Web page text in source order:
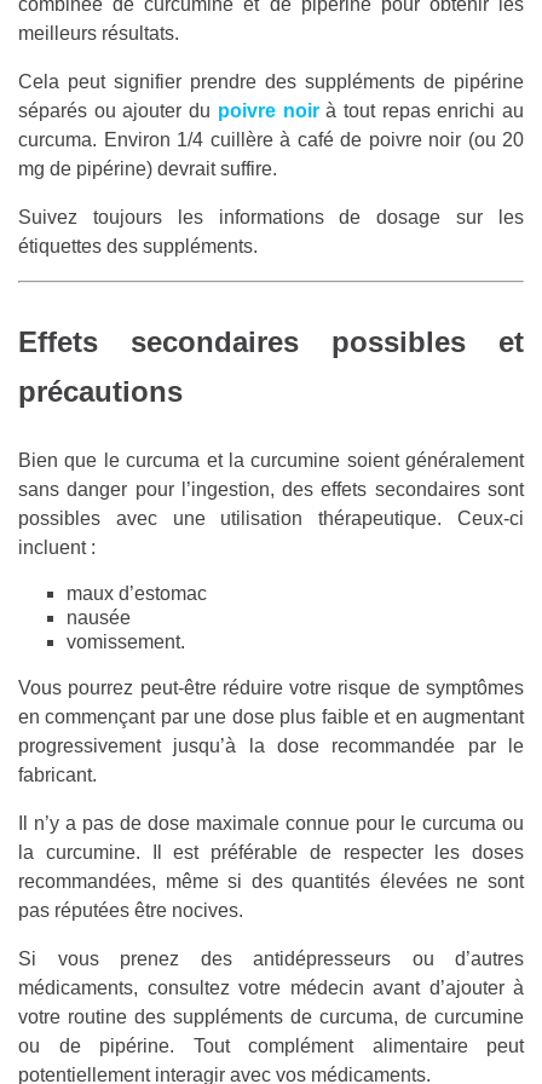
combinée de curcumine et de pipérine pour obtenir les
meilleurs résultats.
Cela peut signifier prendre des suppléments de pipérine
séparés ou ajouter du poivre noirà tout repas enrichi au
curcuma. Environ 1/4 cuillère à café de poivre noir (ou 20
mg de pipérine) devrait suffire.
Suivez toujours les informations de dosage sur les
étiquettes des suppléments.
Effets secondaires possibles et
précautions
Bien que le curcuma et la curcumine soient généralement
sans danger pour l’ingestion, des effets secondaires sont
possibles avec une utilisation thérapeutique. Ceux-ci
incluent :
maux d’estomac
nausée
vomissement.
Vous pourrez peut-être réduire votre risque de symptômes
en commençant par une dose plus faible et en augmentant
progressivement jusqu’à la dose recommandée par le
fabricant.
Il n’y a pas de dose maximale connue pour le curcuma ou
la curcumine. Il est préférable de respecter les doses
recommandées, même si des quantités élevées ne sont
pas réputées être nocives.
Si vous prenez des antidépresseurs ou d’autres
médicaments, consultez votre médecin avant d’ajouter à
votre routine des suppléments de curcuma, de curcumine
ou de pipérine. Tout complément alimentaire peut
potentiellement interagir avec vos médicaments.